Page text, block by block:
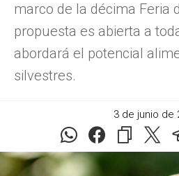
marco de la décima Feria
propuesta es abierta a
abordará el potencial
silvestres.
3 de junio de